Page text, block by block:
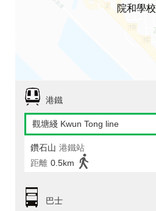
院和學校
港鐵
觀塘綫 Kwun Tong line
鑽石山 港鐵站
距離 0.5km
巴士